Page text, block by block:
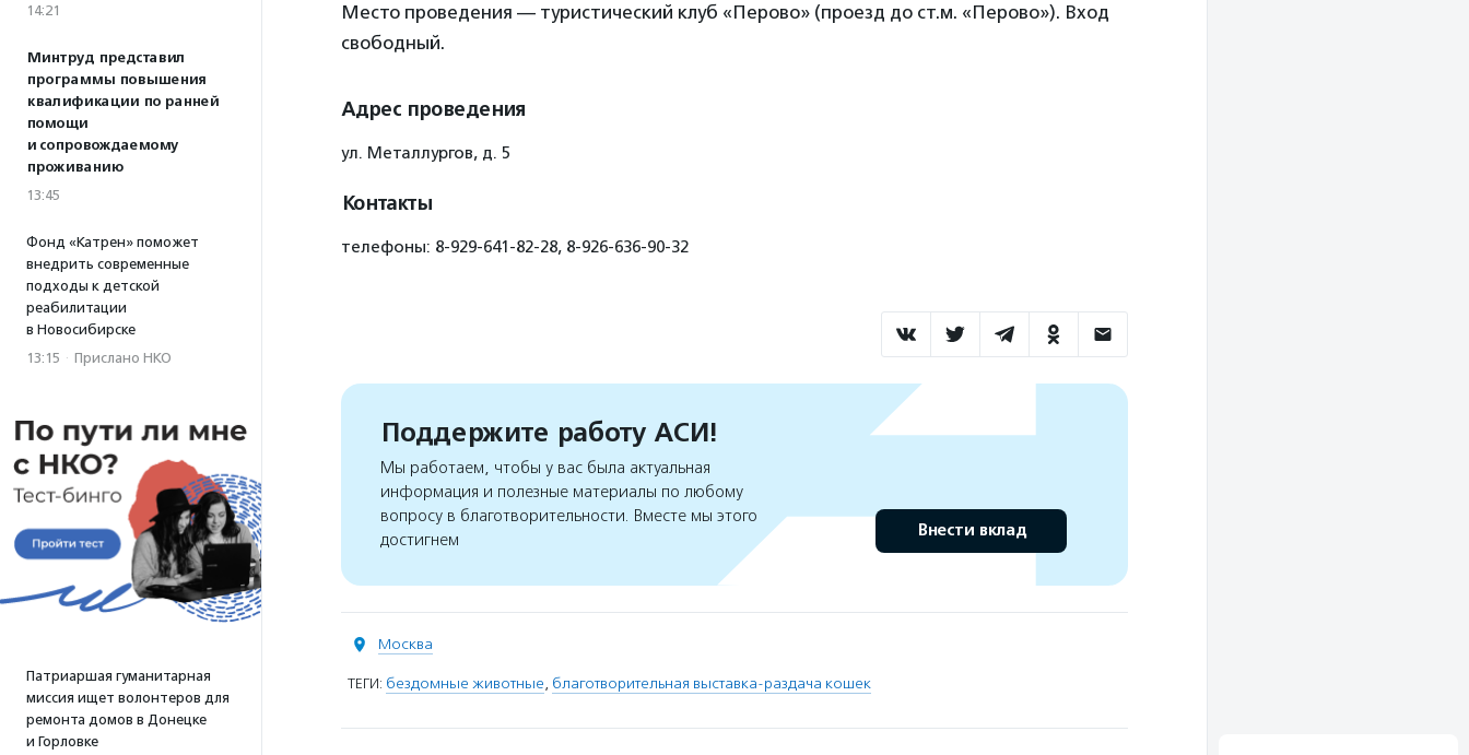
14:21
Минтруд представил
программы повышения
квалификации по ранней
помощи
и сопровождаемому
проживанию
13:45
Фонд «Катрен» поможет
внедрить современные
подходы к детской
реабилитации
в Новосибирске
13:15 · Прислано НКО
Патриаршая гуманитарная
миссия ищет волонтеров для
ремонта домов в Донецке
и Горловке
Место проведения — туристический клуб «Перово» (проезд до ст.м. «Перово»). Вход
свободный.
Адрес проведения
ул. Металлургов, д. 5
Контакты
телефоны: 8-929-641-82-28, 8-926-636-90-32
Поддержите работу АСИ!
Мы работаем, чтобы у вас была актуальная
информация и полезные материалы по любому
вопросу в благотворительности. Вместе мы этого
достигнем
Внести вклад
Москва
ТЕГИ: бездомные животные, благотворительная выставка-раздача кошек